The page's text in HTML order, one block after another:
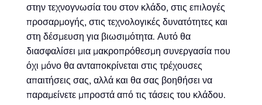
στην τεχνογνωσία του στον κλάδο, στις επιλογές
προσαρμογής, στις τεχνολογικές δυνατότητες και
στη δέσμευση για βιωσιμότητα. Αυτό θα
διασφαλίσει μια μακροπρόθεσμη συνεργασία που
όχι μόνο θα ανταποκρίνεται στις τρέχουσες
απαιτήσεις σας, αλλά και θα σας βοηθήσει να
παραμείνετε μπροστά από τις τάσεις του κλάδου.